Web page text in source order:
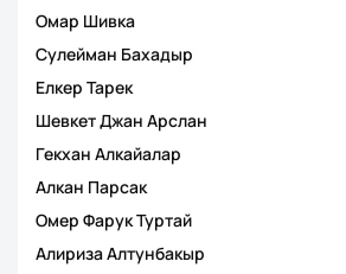
Омар Шивка
Сулейман Бахадыр
Елкер Тарек
Шевкет Джан Арслан
Гекхан Алкайалар
Алкан Парсак
Омер Фарук Туртай
Алириза Алтунбакыр